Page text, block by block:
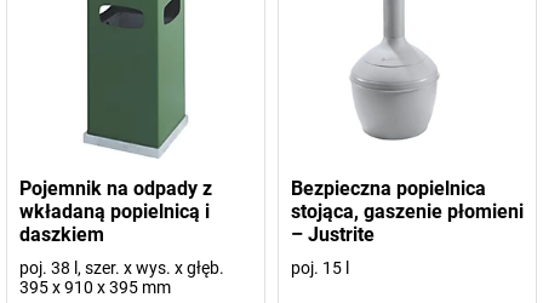
Pojemnik na odpady z
wkładaną popielnicą i
daszkiem
poj. 38 l, szer. x wys. x głęb.
395 x 910 x 395 mm
Bezpieczna popielnica
stojąca, gaszenie płomieni
– Justrite
poj. 15 l